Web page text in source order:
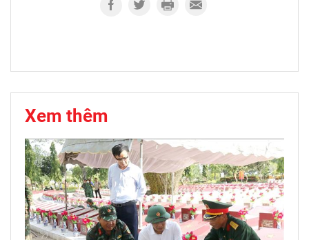
Xem thêm